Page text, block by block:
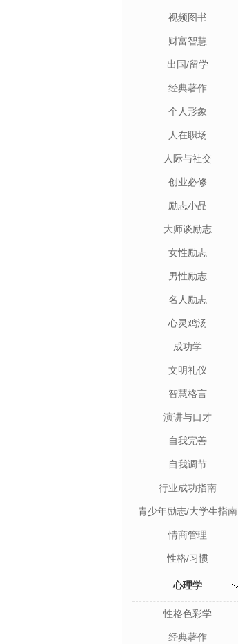
视频图书
财富智慧
出国/留学
经典著作
个人形象
人在职场
人际与社交
创业必修
励志小品
大师谈励志
女性励志
男性励志
名人励志
心灵鸡汤
成功学
文明礼仪
智慧格言
演讲与口才
自我完善
自我调节
行业成功指南
青少年励志/大学生指南
情商管理
性格/习惯
心理学
性格色彩学
经典著作